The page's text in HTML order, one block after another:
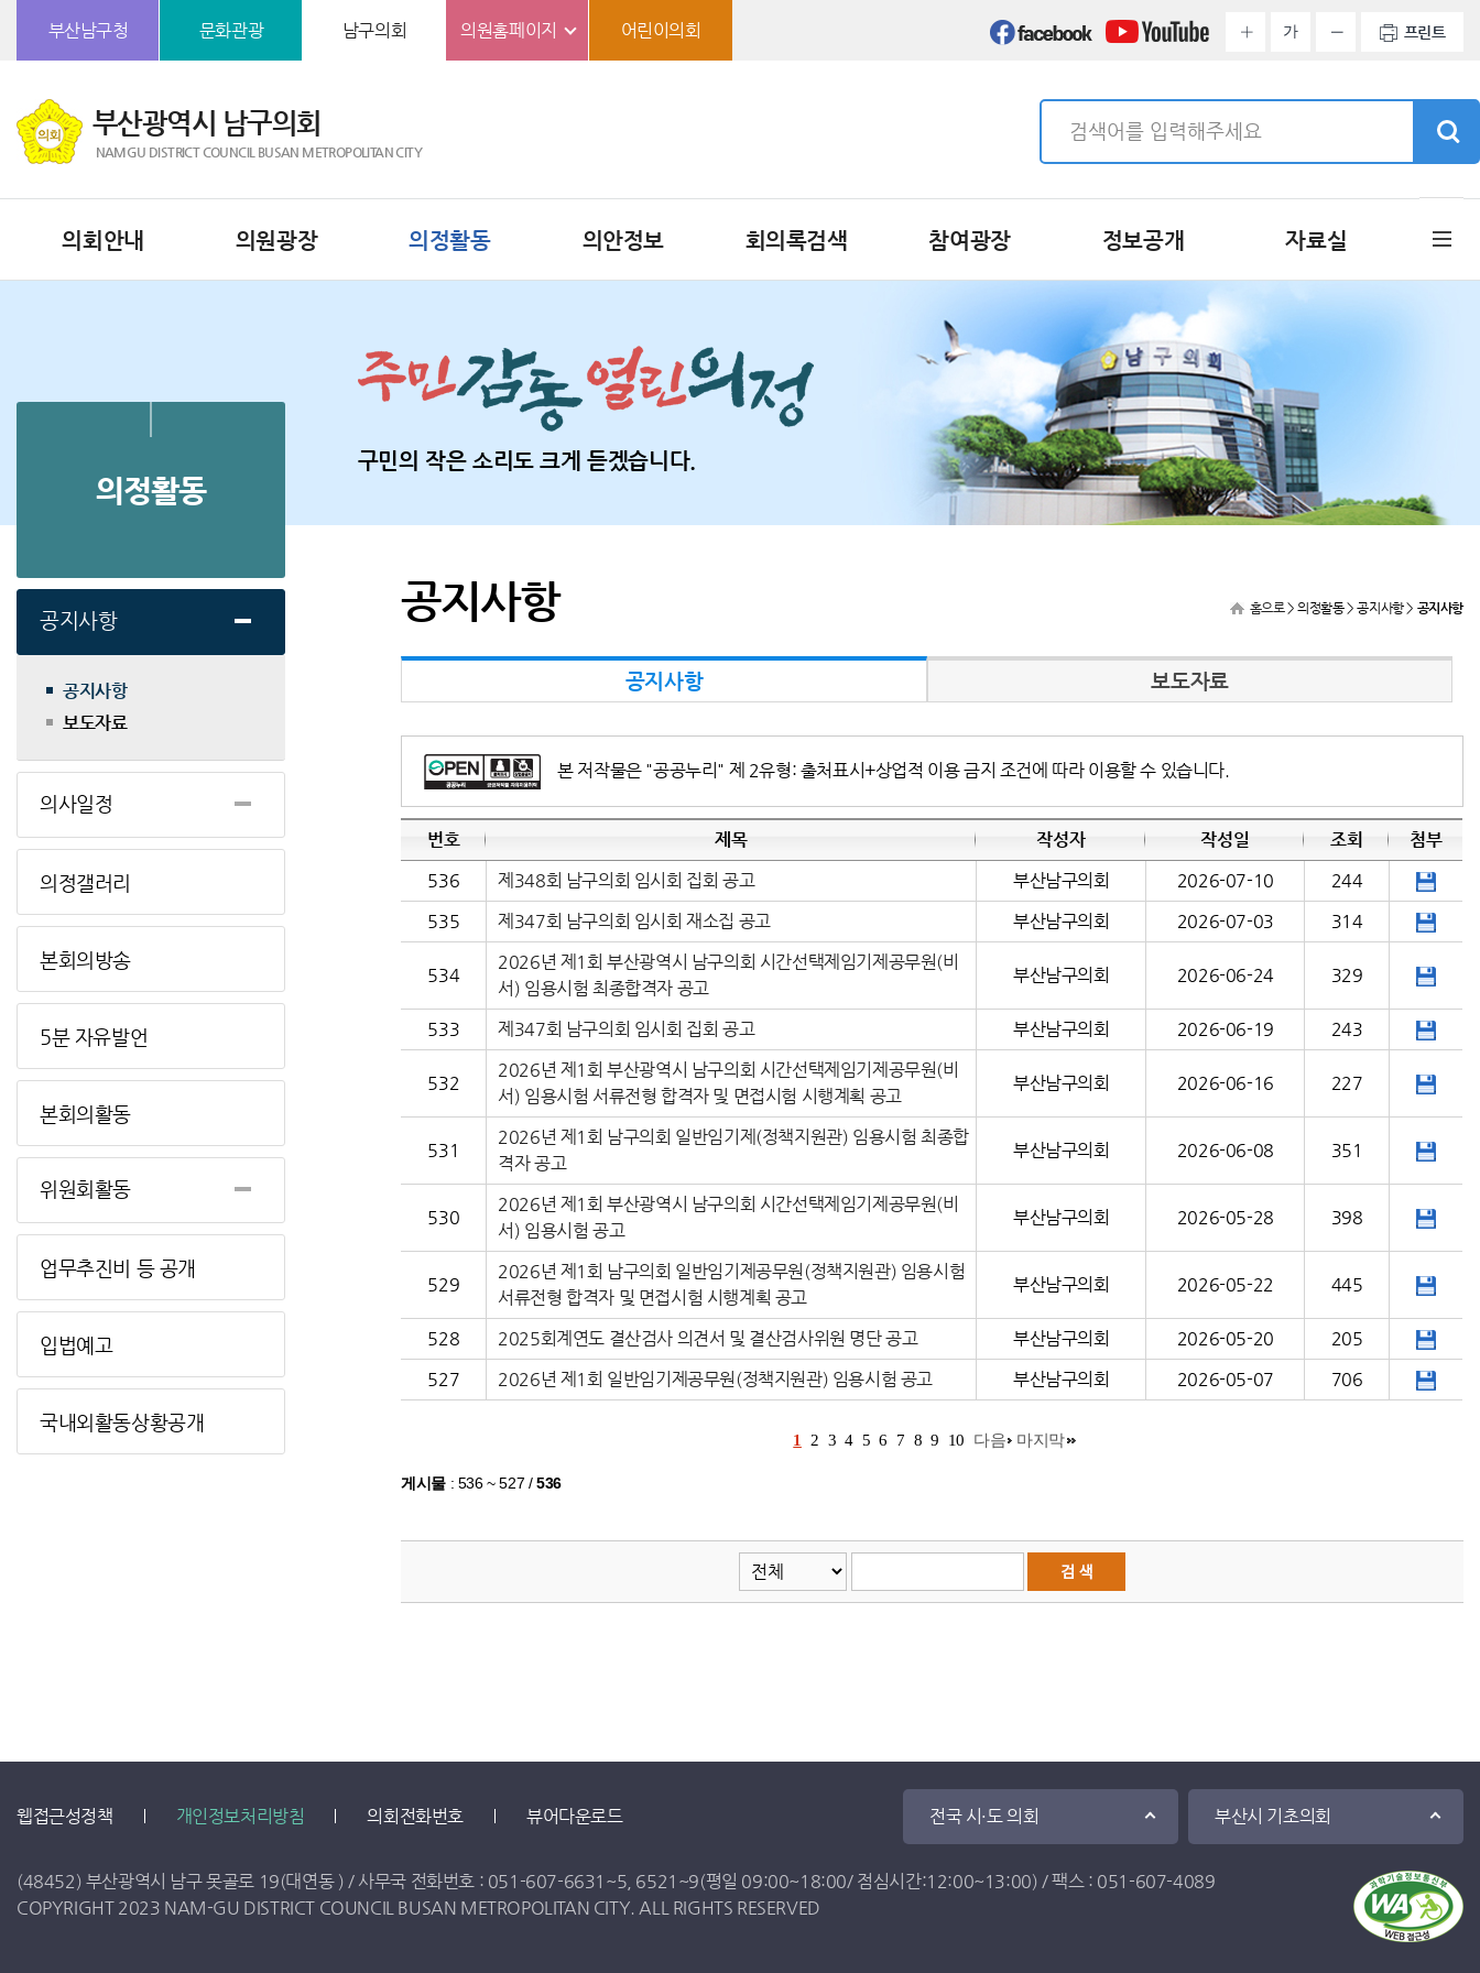
부산남구청
문화관광 남구의회 의원홈페이지 어린이의회 가 프린트
부산광역시 남구의회
NAMGU DISTRICT COUNCIL BUSAN METROPOLITAN CITY
의회안내 의원광장 의정활동 의안정보 회의록검색 참여광장 정보공개 자료실
구민의 작은 소리도 크게 듣겠습니다.
의정활동
공지사항
공지사항
보도자료
의사일정
의정갤러리
본회의방송
5분 자유발언
본회의활동
위원회활동
업무추진비 등 공개
입법예고
국내외활동상황공개
공지사항 홈으로> 의정활동 > 공지사항 > 공지사항
공지사항 보도자료
본 저작물은 "공공누리" 제 2유형: 출처표시+상업적 이용 금지 조건에 따라 이용할 수 있습니다.
번호 제목 작성자 작성일 조회
첨부
536
제348회 남구의회 임시회 집회 공고 부산남구의회 2026-07-10
244
535
제347회 남구의회 임시회 재소집 공고 부산남구의회 2026-07-03 314
534
2026년 제1회 부산광역시 남구의회 시간선택제임기제공무원(비
서) 임용시험 최종합격자 공고
부산남구의회 2026-06-24 329
533 제347회 남구의회 임시회 집회 공고 부산남구의회 2026-06-19 243
532
2026년 제1회 부산광역시 남구의회 시간선택제임기제공무원(비
서) 임용시험 서류전형 합격자 및 면접시험 시행계획 공고
부산남구의회 2026-06-16 227
531
2026년 제1회 남구의회 일반임기제(정책지원관) 임용시험 최종합
격자 공고
부산남구의회 2026-06-08 351
530
2026년 제1회 부산광역시 남구의회 시간선택제임기제공무원(비
서) 임용시험 공고
부산남구의회 2026-05-28 398
529
2026년 제1회 남구의회 일반임기제공무원(정책지원관) 임용시험
서류전형 합격자 및 면접시험 시행계획 공고
부산남구의회 2026-05-22 445
528 2025회계연도 결산검사 의견서 및 결산검사위원 명단 공고 부산남구의회 2026-05-20
205
527
2026년 제1회 일반임기제공무원(정책지원관) 임용시험 공고 부산남구의회 2026-05-07 706
1 2 3 4 5 6 7 8 9 10 다음 마지막
게시물 : 536 ~ 527 /536
전국 시·도 의회 부산시 기초의회
웹접근성정책 개인정보처리방침 의회전화번호 뷰어다운로드
(48452) 부산광역시 남구 못골로 19(대연동 ) / 사무국 전화번호 : 051-607-6631 ~5 6521 ~9(평일 09:00~18:00/ 점심시간:12:00~13:00) / 팩스 : 051-607-4089
COPYRIGHT 2023 NAM-GU DISTRICT COUNCIL BUSAN METROPOLITAN CITY. ALL RIGHTS RESERVED